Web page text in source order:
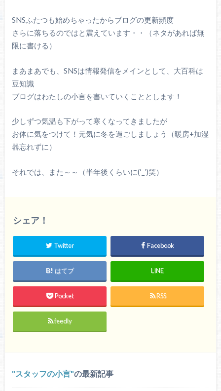
SNSふたつも始めちゃったからブログの更新頻度
さらに落ちるのではと震えています・・（ネタがあれば無
限に書ける）
まあまあでも、SNSは情報発信をメインとして、大百科は
豆知識
ブログはわたしの小言を書いていくこととします！
少しずつ気温も下がって寒くなってきましたが
お体に気をつけて！元気に冬を過ごしましょう（暖房+加湿
器忘れずに）
それでは、また～～（半年後くらいに(‘_’)笑）
シェア！
Twitter Facebook
はてブ LINE
Pocket RSS
feedly
スタッフの小言 の最新記事